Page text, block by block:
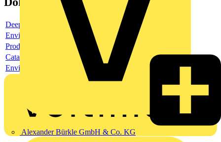
Alexander Bürkle GmbH & Co. KG
Deeplink product page
Environmental compliance declaration
Product data sheet
Catalogue
Environmental compliance declaration